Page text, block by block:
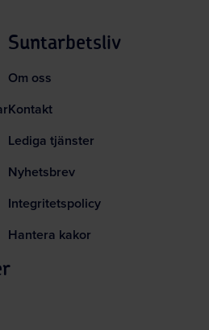
Suntarbetsliv
Om oss
Kontakt
Lediga tjänster
Nyhetsbrev
Integritetspolicy
Hantera kakor